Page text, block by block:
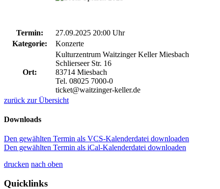
Termin:
27.09.2025 20:00 Uhr
Kategorie:
Konzerte
Ort:
Kulturzentrum Waitzinger Keller Miesbach
Schlierseer Str. 16
83714 Miesbach
Tel. 08025 7000-0
ticket@waitzinger-keller.de
zurück zur Übersicht
Downloads
Den gewählten Termin als VCS-Kalenderdatei downloaden
Den gewählten Termin als iCal-Kalenderdatei downloaden
drucken nach oben
Quicklinks